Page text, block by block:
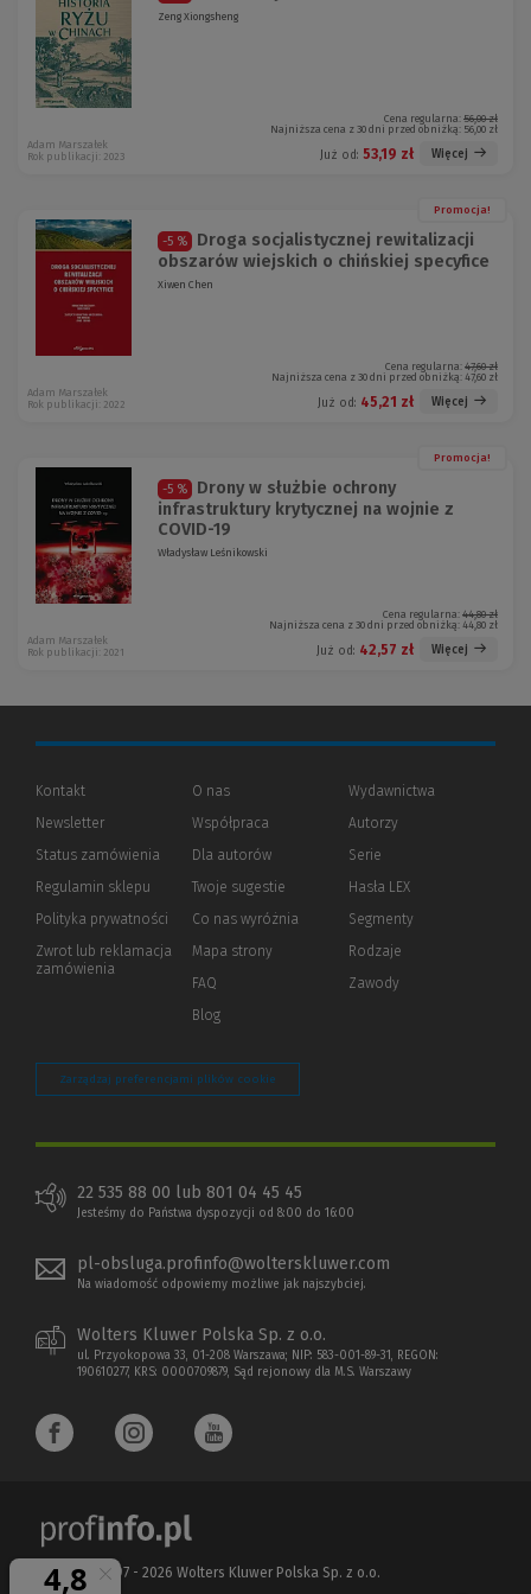
Zeng Xiongsheng
Cena regularna: 56,00 zł
Najniższa cena z 30 dni przed obniżką: 56,00 zł
Już od: 53,19 zł Więcej
Adam Marszałek
Rok publikacji: 2023
Promocja!
-5 %
Droga socjalistycznej rewitalizacji
obszarów wiejskich o chińskiej specyfice
Xiwen Chen
Cena regularna: 47,60 zł
Najniższa cena z 30 dni przed obniżką: 47,60 zł
Już od: 45,21 zł Więcej
Adam Marszałek
Rok publikacji: 2022
Promocja!
-5 %
Drony w służbie ochrony
infrastruktury krytycznej na wojnie z
COVID-19
Władysław Leśnikowski
Cena regularna: 44,80 zł
Najniższa cena z 30 dni przed obniżką: 44,80 zł
Już od: 42,57 zł Więcej
Adam Marszałek
Rok publikacji: 2021
Kontakt
Newsletter
Status zamówienia
Regulamin sklepu
Polityka prywatności (Nowe
(Link
innej
Zwrot lub reklamacja
zamówienia
O nas
Współpraca
Dla autorów(Nowe
(Link
innej
strony)
Twoje sugestie
Co nas wyróżnia
Mapa strony
FAQ
Blog
Wydawnictwa
Autorzy
Serie
Hasła LEX
Segmenty
Rodzaje
Zawody
Zarządzaj preferencjami plików cookie
22 535 88 00 lub 801 04 45 45
Jesteśmy do Państwa dyspozycji od 8:00 do 16:00
pl-obsluga.profinfo@wolterskluwer.com
Na wiadomość odpowiemy możliwe jak najszybciej.
Wolters Kluwer Polska Sp. z o.o.
ul. Przyokopowa 33, 01-208 Warszawa; NIP: 583-001-89-31, REGON:
190610277, KRS: 0000709879, Sąd rejonowy dla M.S. Warszawy
Copyright 1997 - 2026 Wolters Kluwer Polska Sp. z o.o.